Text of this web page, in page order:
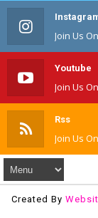
Join Us
Youtube
Join Us
Rss
Join Us
Created By